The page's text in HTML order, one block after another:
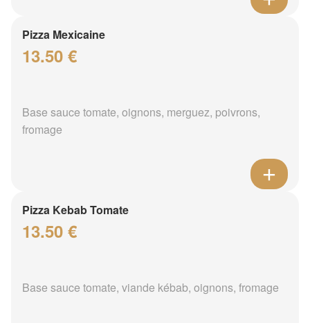
Pizza Mexicaine
13.50 €
Base sauce tomate, oignons, merguez, poivrons,
fromage
Pizza Kebab Tomate
13.50 €
Base sauce tomate, viande kébab, oignons, fromage